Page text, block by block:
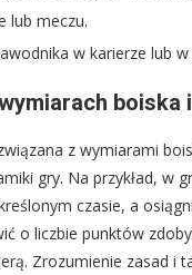
lub meczu.
w karierze lub w
boiska
z wymiarami
gry. Na przykład, w
czasie, a
o liczbie punktów
Zrozumienie zasad i